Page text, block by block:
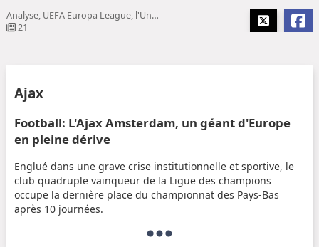
Analyse, UEFA Europa League, l'Union a fait trembler l'Ajax
21
Ajax
Football: L'Ajax Amsterdam, un géant d'Europe
en pleine dérive
Englué dans une grave crise institutionnelle et sportive, le
club quadruple vainqueur de la Ligue des champions
occupe la dernière place du championnat des Pays-Bas
après 10 journées.
L'Ajax Amsterdam, autrefois considéré comme l'un des plus
Share this widget